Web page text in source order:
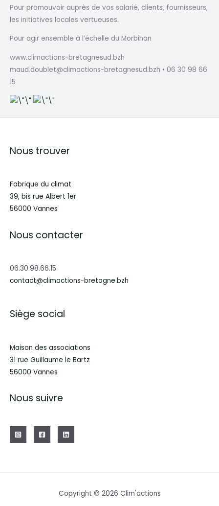
Pour promouvoir auprès de vos salarié, clients, fournisseurs,
les initiatives locales vertueuses.
Pour agir ensemble à l’échelle du Morbihan
www.climactions-bretagnesud.bzh
maud.doublet@climactions-bretagnesud.bzh • 06 30 98 66
15
Nous trouver
Fabrique du climat
39, bis rue Albert 1er
56000 Vannes
Nous contacter
06.30.98.66.15
contact@climactions-bretagne.bzh
Siège social
Maison des associations
31 rue Guillaume le Bartz
56000 Vannes
Nous suivre
Copyright © 2026 Clim'actions